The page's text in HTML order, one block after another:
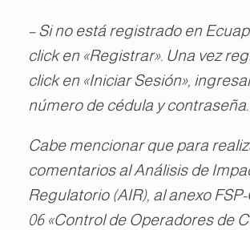
– Si no está registrado en
click en «Registrar». Una vez
click en «Iniciar Sesión»,
número de cédula y contraseña.
Cabe mencionar que para
comentarios al Análisis de
Regulatorio (AIR), al anexo
06 «Control de Operadores de